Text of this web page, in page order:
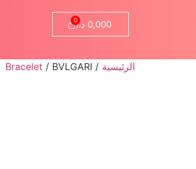
0,000 د.ا
الرئيسية /
Bracelet / BVLGARI